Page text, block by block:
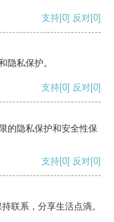
支持[0] 反对[0]
隐私保护。
支持[0] 反对[0]
的隐私保护和安全性保
支持[0] 反对[0]
联系，分享生活点滴。